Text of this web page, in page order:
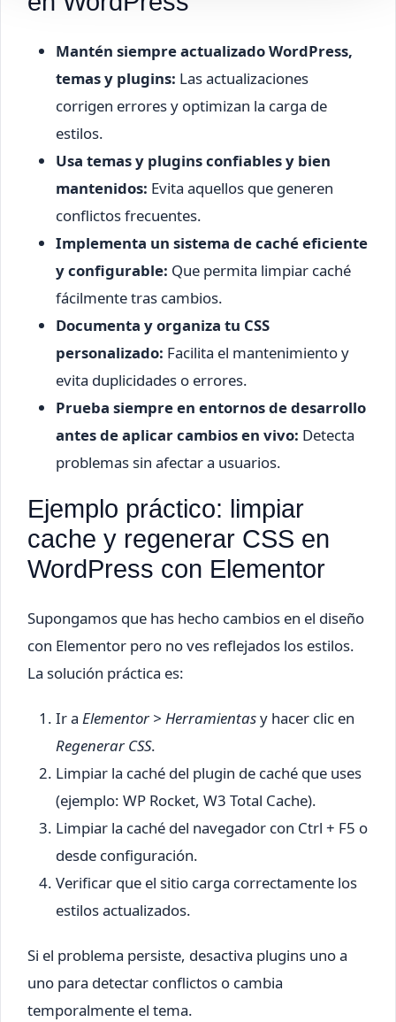
Mantén siempre actualizado WordPress,
temas y plugins: Las actualizaciones
corrigen errores y optimizan la carga de
estilos.
Usa temas y plugins confiables y bien
mantenidos: Evita aquellos que generen
conflictos frecuentes.
Implementa un sistema de caché eficiente
y configurable: Que permita limpiar caché
fácilmente tras cambios.
Documenta y organiza tu CSS
personalizado: Facilita el mantenimiento y
evita duplicidades o errores.
Prueba siempre en entornos de desarrollo
antes de aplicar cambios en vivo: Detecta
problemas sin afectar a usuarios.
Ejemplo práctico: limpiar
cache y regenerar CSS en
WordPress con Elementor
Supongamos que has hecho cambios en el diseño
con Elementor pero no ves reflejados los estilos.
La solución práctica es:
Ir a Elementor > Herramientasy hacer clic en
Regenerar CSS.
Limpiar la caché del plugin de caché que uses
(ejemplo: WP Rocket, W3 Total Cache).
Limpiar la caché del navegador con Ctrl + F5 o
desde configuración.
Verificar que el sitio carga correctamente los
estilos actualizados.
Si el problema persiste, desactiva plugins uno a
uno para detectar conflictos o cambia
temporalmente el tema.